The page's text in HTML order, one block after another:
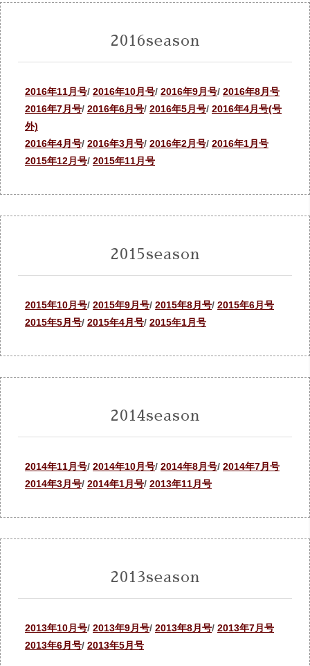
2016season
2016年11月号/ 2016年10月号/ 2016年9月号/ 2016年8月号
2016年7月号/ 2016年6月号/ 2016年5月号/ 2016年4月号(号
外)
2016年4月号/ 2016年3月号/ 2016年2月号/ 2016年1月号
2015年12月号/ 2015年11月号
2015season
2015年10月号/ 2015年9月号/ 2015年8月号/ 2015年6月号
2015年5月号/ 2015年4月号/ 2015年1月号
2014season
2014年11月号/ 2014年10月号/ 2014年8月号/ 2014年7月号
2014年3月号/ 2014年1月号/ 2013年11月号
2013season
2013年10月号/ 2013年9月号/ 2013年8月号/ 2013年7月号
2013年6月号/ 2013年5月号